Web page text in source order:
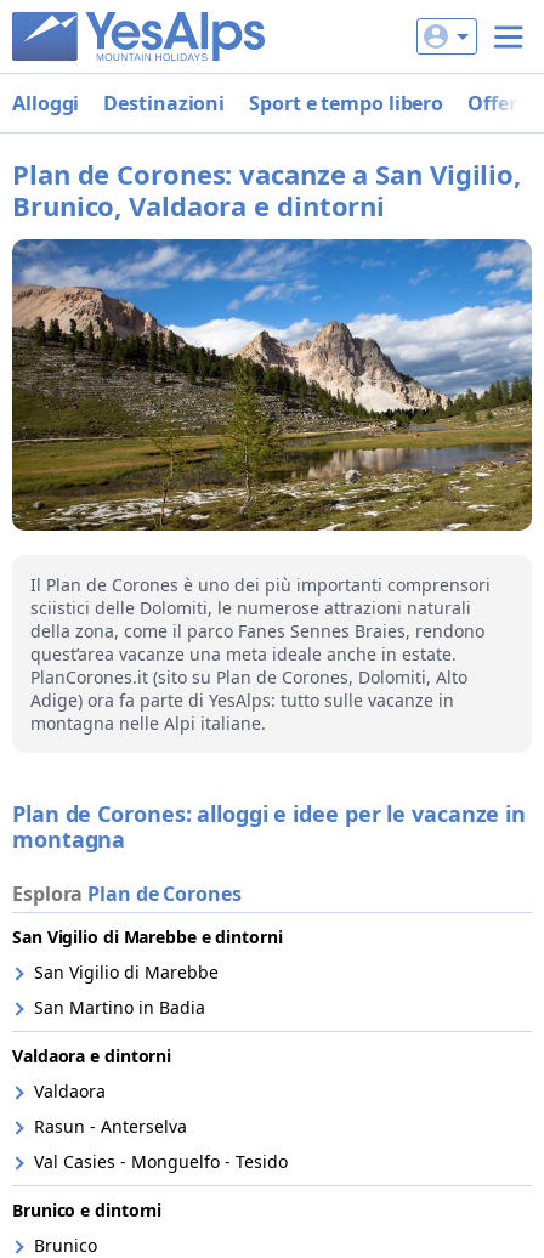
Alloggi Destinazioni Sport e tempo libero Offerte
Plan de Corones: vacanze a San Vigilio,
Brunico, Valdaora e dintorni
Il Plan de Corones è uno dei più importanti comprensori
sciistici delle Dolomiti, le numerose attrazioni naturali
della zona, come il parco Fanes Sennes Braies, rendono
quest’area vacanze una meta ideale anche in estate.
PlanCorones.it (sito su Plan de Corones, Dolomiti, Alto
Adige) ora fa parte di YesAlps: tutto sulle vacanze in
montagna nelle Alpi italiane.
Plan de Corones: alloggi e idee per le vacanze in
montagna
Esplora Plan de Corones
San Vigilio di Marebbe e dintorni
San Vigilio di Marebbe
San Martino in Badia
Valdaora e dintorni
Valdaora
Rasun - Anterselva
Val Casies - Monguelfo - Tesido
Brunico e dintorni
Brunico